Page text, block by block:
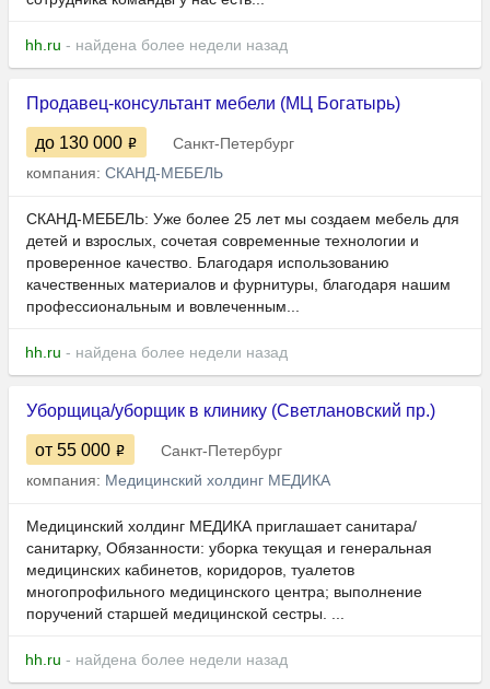
hh.ru - найдена более недели назад
Продавец-консультант мебели (МЦ Богатырь)
до 130 000
Санкт-Петербург
компания: СКАНД-МЕБЕЛЬ
СКАНД-МЕБЕЛЬ: Уже более 25 лет мы создаем мебель для
детей и взрослых, сочетая современные технологии и
проверенное качество. Благодаря использованию
качественных материалов и фурнитуры, благодаря нашим
профессиональным и вовлеченным...
hh.ru - найдена более недели назад
Уборщица/уборщик в клинику (Светлановский пр.)
от 55 000
Санкт-Петербург
компания: Медицинский холдинг МЕДИКА
Медицинский холдинг МЕДИКА приглашает санитара/
санитарку, Обязанности: уборка текущая и генеральная
медицинских кабинетов, коридоров, туалетов
многопрофильного медицинского центра; выполнение
поручений старшей медицинской сестры. ...
hh.ru - найдена более недели назад